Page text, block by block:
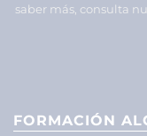
saber más, consulta
FORMACIÓN